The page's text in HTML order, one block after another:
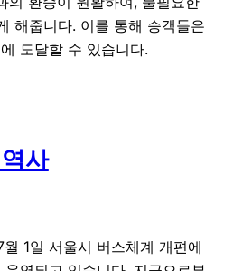
해줍니다. 이를 통해 승객들은
도달할 수 있습니다.
사
1일 서울시 버스체계 개편에